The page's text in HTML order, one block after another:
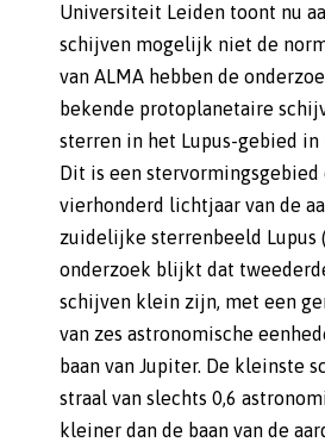
Universiteit Leiden toont nu
schijven mogelijk niet de
van ALMA hebben de
bekende protoplanetaire
sterren in het Lupus-gebied in
Dit is een stervormingsgebied
vierhonderd lichtjaar van de
zuidelijke sterrenbeeld Lupus
onderzoek blijkt dat
schijven klein zijn, met een
van zes astronomische
baan van Jupiter. De kleinste
straal van slechts 0,6
kleiner dan de baan van de